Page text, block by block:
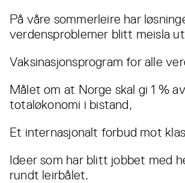
På våre sommerleire har
verdensproblemer blitt meisla
Vaksinasjonsprogram for alle
Målet om at Norge skal gi 1 %
totaløkonomi i bistand,
Et internasjonalt forbud mot
Ideer som har blitt jobbet med
rundt leirbålet.